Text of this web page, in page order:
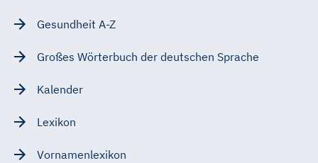
Gesundheit A-Z
Großes Wörterbuch der deutschen Sprache
Kalender
Lexikon
Vornamenlexikon